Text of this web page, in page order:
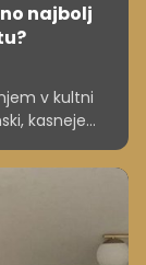
najbolj
v kultni
kasneje
je to